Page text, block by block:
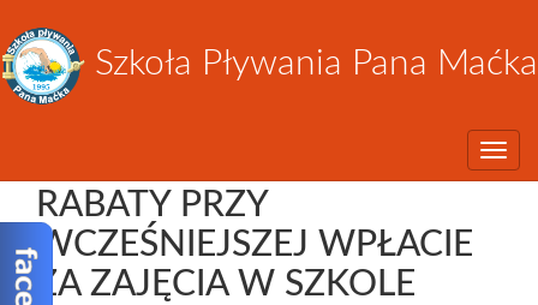
Szkoła Pływania Pana Maćka
RABATY PRZY
WCZEŚNIEJSZEJ WPŁACIE
ZA ZAJĘCIA W SZKOLE